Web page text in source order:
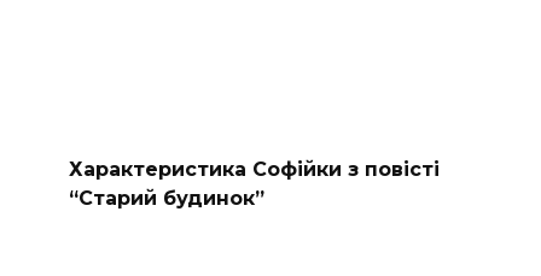
Характеристика Софійки з повісті
“Старий будинок”